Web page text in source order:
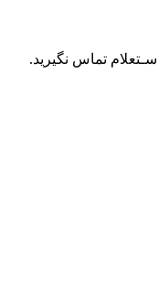
تماس نگیرید.